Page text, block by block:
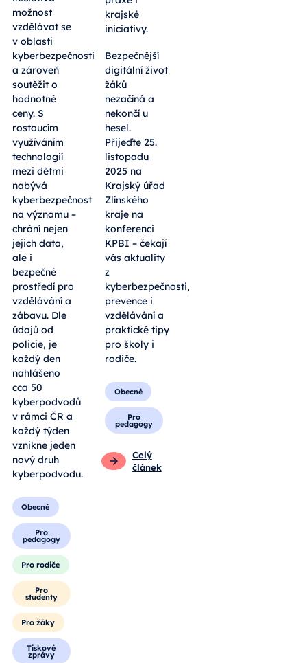
možnost
vzdělávat se
v oblasti
kyberbezpečnosti
a zároveň
soutěžit o
hodnotné
ceny. S
rostoucím
využíváním
technologií
mezi dětmi
nabývá
kyberbezpečnost
na významu –
chrání nejen
jejich data,
ale i
bezpečné
prostředí pro
vzdělávání a
zábavu. Dle
údajů od
policie, je
každý den
nahlášeno
cca 50
kyberpodvodů
v rámci ČR a
každý týden
vznikne jeden
nový druh
kyberpodvodu.
Obecné
Pro
pedagogy
Pro rodiče
Pro
studenty
Pro žáky
Tiskové
zprávy
krajské
iniciativy.
Bezpečnější
digitální život
žáků
nezačíná a
nekončí u
hesel.
Přijeďte 25.
listopadu
2025 na
Krajský úřad
Zlínského
kraje na
konferenci
KPBI – čekají
vás aktuality
z
kyberbezpečnosti,
prevence i
vzdělávání a
praktické tipy
pro školy i
rodiče.
Obecné
Pro
pedagogy
Celý
článek